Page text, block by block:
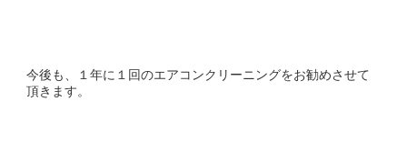
今後も、１年に１回のエアコンクリーニングをお勧めさせて
頂きます。